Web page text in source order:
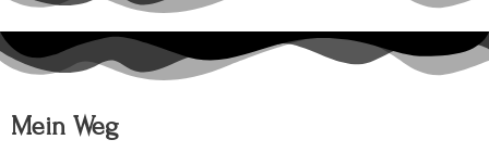
Mein Weg